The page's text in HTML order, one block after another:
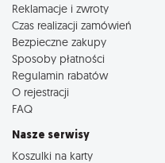
Reklamacje i zwroty
Czas realizacji zamówień
Bezpieczne zakupy
Sposoby płatności
Regulamin rabatów
O rejestracji
FAQ
Nasze serwisy
Koszulki na karty